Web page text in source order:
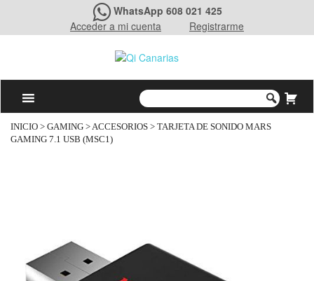
WhatsApp 608 021 425
Acceder a mi cuenta
Registrarme
INICIO > GAMING >ACCESORIOS > TARJETA DE SONIDO MARS
GAMING 7.1 USB (MSC1)